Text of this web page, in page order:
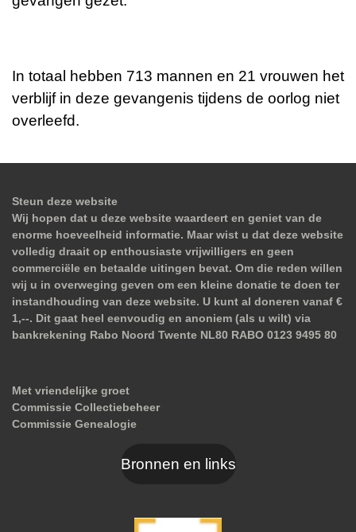
In totaal hebben 713 mannen en 21 vrouwen het
verblijf in deze gevangenis tijdens de oorlog niet
overleefd.
Steun deze website
Wij hopen dat u deze website waardeert en geniet van de
enorme hoeveelheid informatie. Maar wist u dat deze website
volledig draait op enthousiaste vrijwilligers en geen
commerciële en betaalde uitingen bevat. Om die reden willen
wij u in overweging geven om een kleine donatie te doen ter
instandhouding van deze website. U kunt al doneren vanaf €
1,--. Dit gaat heel eenvoudig en anoniem (als u wilt) via
bankrekening Rabo Noord Twente NL80 RABO 0123 9495 80
Met vriendelijke groet
Commissie Collectiebeheer
Commissie Genealogie
Bronnen en links